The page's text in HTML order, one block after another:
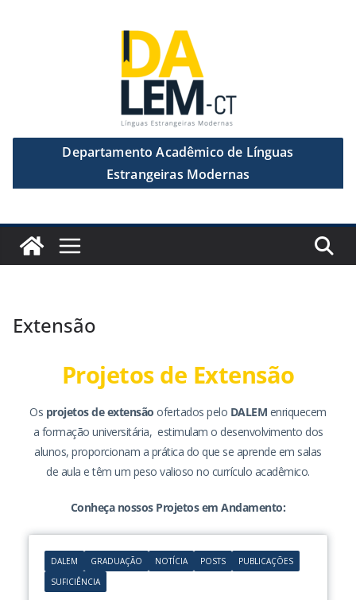
Departamento Acadêmico de Línguas
Estrangeiras Modernas
Extensão
Projetos de Extensão
Os projetos de extensão ofertados pelo DALEM enriquecem
a formação universitária, estimulam o desenvolvimento dos
alunos, proporcionam a prática do que se aprende em salas
de aula e têm um peso valioso no currículo acadêmico.
Conheça nossos Projetos em Andamento:
DALEM GRADUAÇÃO NOTÍCIA POSTS
PUBLICAÇÕES
SUFICIÊNCIA